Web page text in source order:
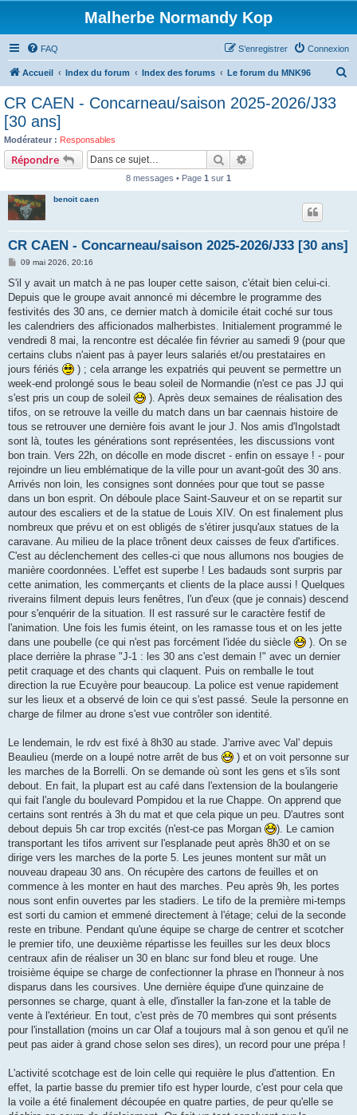
Malherbe Normandy Kop
FAQ Connexion
S’enregistrer
Accueil Index du forum Index des forums Le forum du MNK96
CR CAEN - Concarneau/saison 2025-2026/J33
[30 ans]
Modérateur : Responsables
Répondre Rechercher
8 messages • Page 1 sur 1
benoit caen
CR CAEN - Concarneau/saison 2025-2026/J33 [30 ans]
M
s
a
g
09 mai 2026, 20:16
S'il y avait un match à ne pas louper cette saison, c'était bien celui-ci.
Depuis que le groupe avait annoncé mi décembre le programme des
festivités des 30 ans, ce dernier match à domicile était coché sur tous
les calendriers des afficionados malherbistes. Initialement programmé le
vendredi 8 mai, la rencontre est décalée fin février au samedi 9 (pour que
certains clubs n'aient pas à payer leurs salariés et/ou prestataires en
jours fériés
) ; cela arrange les expatriés qui peuvent se permettre un
week-end prolongé sous le beau soleil de Normandie (n'est ce pas JJ qui
s'est pris un coup de soleil
). Après deux semaines de réalisation des
tifos, on se retrouve la veille du match dans un bar caennais histoire de
tous se retrouver une dernière fois avant le jour J. Nos amis d'Ingolstadt
sont là, toutes les générations sont représentées, les discussions vont
bon train. Vers 22h, on décolle en mode discret - enfin on essaye ! - pour
rejoindre un lieu emblématique de la ville pour un avant-goût des 30 ans.
Arrivés non loin, les consignes sont données pour que tout se passe
dans un bon esprit. On déboule place Saint-Sauveur et on se repartit sur
autour des escaliers et de la statue de Louis XIV. On est finalement plus
nombreux que prévu et on est obligés de s'étirer jusqu'aux statues de la
caravane. Au milieu de la place trônent deux caisses de feux d'artifices.
C'est au déclenchement des celles-ci que nous allumons nos bougies de
manière coordonnées. L'effet est superbe ! Les badauds sont surpris par
cette animation, les commerçants et clients de la place aussi ! Quelques
riverains filment depuis leurs fenêtres, l'un d'eux (que je connais) descend
pour s'enquérir de la situation. Il est rassuré sur le caractère festif de
l'animation. Une fois les fumis éteint, on les ramasse tous et on les jette
dans une poubelle (ce qui n'est pas forcément l'idée du siècle
). On se
place derrière la phrase "J-1 : les 30 ans c'est demain !" avec un dernier
petit craquage et des chants qui claquent. Puis on remballe le tout
direction la rue Ecuyère pour beaucoup. La police est venue rapidement
sur les lieux et a observé de loin ce qui s'est passé. Seule la personne en
charge de filmer au drone s'est vue contrôler son identité.
Le lendemain, le rdv est fixé à 8h30 au stade. J'arrive avec Val' depuis
Beaulieu (merde on a loupé notre arrêt de bus
) et on voit personne sur
les marches de la Borrelli. On se demande où sont les gens et s'ils sont
debout. En fait, la plupart est au café dans l'extension de la boulangerie
qui fait l'angle du boulevard Pompidou et la rue Chappe. On apprend que
certains sont rentrés à 3h du mat et que cela pique un peu. D'autres sont
debout depuis 5h car trop excités (n'est-ce pas Morgan
). Le camion
transportant les tifos arrivent sur l'esplanade peut après 8h30 et on se
dirige vers les marches de la porte 5. Les jeunes montent sur mât un
nouveau drapeau 30 ans. On récupère des cartons de feuilles et on
commence à les monter en haut des marches. Peu après 9h, les portes
nous sont enfin ouvertes par les stadiers. Le tifo de la première mi-temps
est sorti du camion et emmené directement à l'étage; celui de la seconde
reste en tribune. Pendant qu'une équipe se charge de centrer et scotcher
le premier tifo, une deuxième répartisse les feuilles sur les deux blocs
centraux afin de réaliser un 30 en blanc sur fond bleu et rouge. Une
troisième équipe se charge de confectionner la phrase en l'honneur à nos
disparus dans les coursives. Une dernière équipe d'une quinzaine de
personnes se charge, quant à elle, d'installer la fan-zone et la table de
vente à l'extérieur. En tout, c'est près de 70 membres qui sont présents
pour l'installation (moins un car Olaf a toujours mal à son genou et qu'il ne
peut pas aider à grand chose selon ses dires), un record pour une prépa !
L'activité scotchage est de loin celle qui requière le plus d'attention. En
effet, la partie basse du premier tifo est hyper lourde, c'est pour cela que
la voile a été finalement découpée en quatre parties, de peur qu'elle se